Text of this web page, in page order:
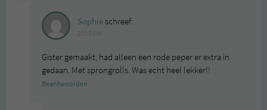
Sophieschreef:
Gister gemaakt, had alleen een rode peper er extra in
gedaan. Met sprongrolls. Was echt heel lekker!!
Beantwoorden